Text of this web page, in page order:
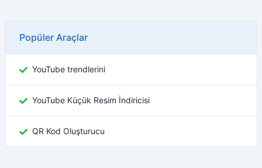
Popüler Araçlar
YouTube trendlerini
YouTube Küçük Resim İndiricisi
QR Kod Oluşturucu